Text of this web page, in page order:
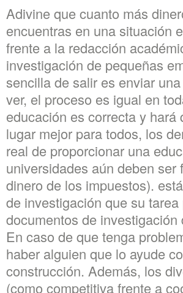
Adivine que cuanto más
encuentras en una situación
frente a la redacción
investigación de pequeñas
sencilla de salir es enviar
ver, el proceso es igual en
educación es correcta y
lugar mejor para todos, los
real de proporcionar una
universidades aún deben
dinero de los impuestos).
de investigación que su
documentos de
En caso de que tenga
haber alguien que lo ayude
construcción. Además, los
(como competitiva frente a